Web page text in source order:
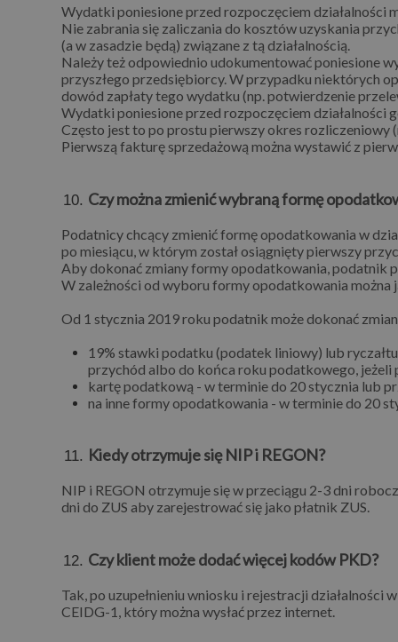
Wydatki poniesione przed rozpoczęciem działalności
Nie zabrania się zaliczania do kosztów uzyskania
(a w zasadzie będą) związane z tą działalnością.
Należy też odpowiednio udokumentować poniesione
przyszłego przedsiębiorcy. W przypadku niektórych
dowód zapłaty tego wydatku (np. potwierdzenie
Wydatki poniesione przed rozpoczęciem działalności
Często jest to po prostu pierwszy okres rozliczeniowy
Pierwszą fakturę sprzedażową można wystawić z
Czy można zmienić wybraną formę
Podatnicy chcący zmienić formę opodatkowania w
po miesiącu, w którym został osiągnięty pierwszy
Aby dokonać zmiany formy opodatkowania, podatnik
W zależności od wyboru formy opodatkowania można
Od 1 stycznia 2019 roku podatnik może dokonać
19% stawki podatku (podatek liniowy) lub
przychód albo do końca roku podatkowego,
kartę podatkową - w terminie do 20 stycznia lub
na inne formy opodatkowania - w terminie do 20
Kiedy otrzymuje się NIP i REGON?
NIP i REGON otrzymuje się w przeciągu 2-3 dni
dni do ZUS aby zarejestrować się jako płatnik ZUS.
Czy klient może dodać więcej kodów PKD?
Tak, po uzupełnieniu wniosku i rejestracji
CEIDG-1, który można wysłać przez internet.